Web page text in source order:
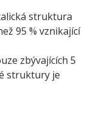
struktura
95 % vznikající
zbývajících 5
struktury je